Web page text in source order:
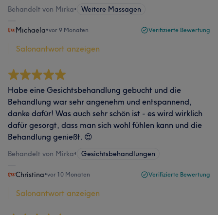
Behandelt von Mirka• Weitere Massagen
Michaela•vor 9 Monaten Verifizierte Bewertung
Salonantwort anzeigen
Habe eine Gesichtsbehandlung gebucht und die
Behandlung war sehr angenehm und entspannend,
danke dafür! Was auch sehr schön ist - es wird wirklich
dafür gesorgt, dass man sich wohl fühlen kann und die
Behandlung genießt. 😍
Behandelt von Mirka• Gesichtsbehandlungen
Christina•vor 10 Monaten Verifizierte Bewertung
Salonantwort anzeigen